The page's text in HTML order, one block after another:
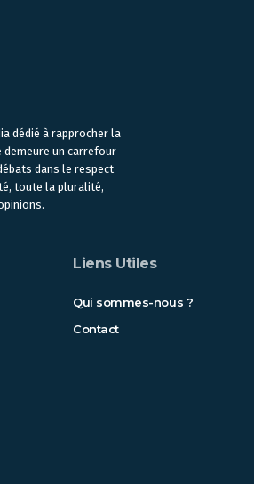
dédié à rapprocher la
un carrefour
dans le respect
toute la pluralité,
Liens Utiles
Qui sommes-nous ?
Contact